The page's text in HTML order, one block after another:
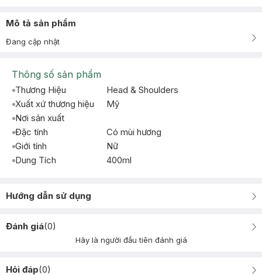
Mô tả sản phẩm
Đang cập nhật
Thông số sản phẩm
Thương Hiệu
Head & Shoulders
Xuất xứ thương hiệu
Mỹ
Nơi sản xuất
Đặc tính
Có mùi hương
Giới tính
Nữ
Dung Tích
400ml
Hướng dẫn sử dụng
Đánh giá(0)
Hãy là người đầu tiên đánh giá
Hỏi đáp(0)